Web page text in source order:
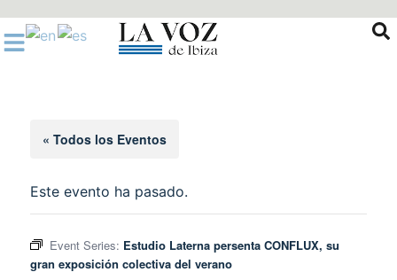
al
contenido
« Todos los Eventos
Este evento ha pasado.
Event Series: Estudio Laterna persenta CONFLUX, su
gran exposición colectiva del verano